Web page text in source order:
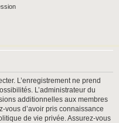
L’enregistrement ne prend
L’administrateur du
additionnelles aux membres
vous d’avoir pris connaissance
de vie privée. Assurez-vous